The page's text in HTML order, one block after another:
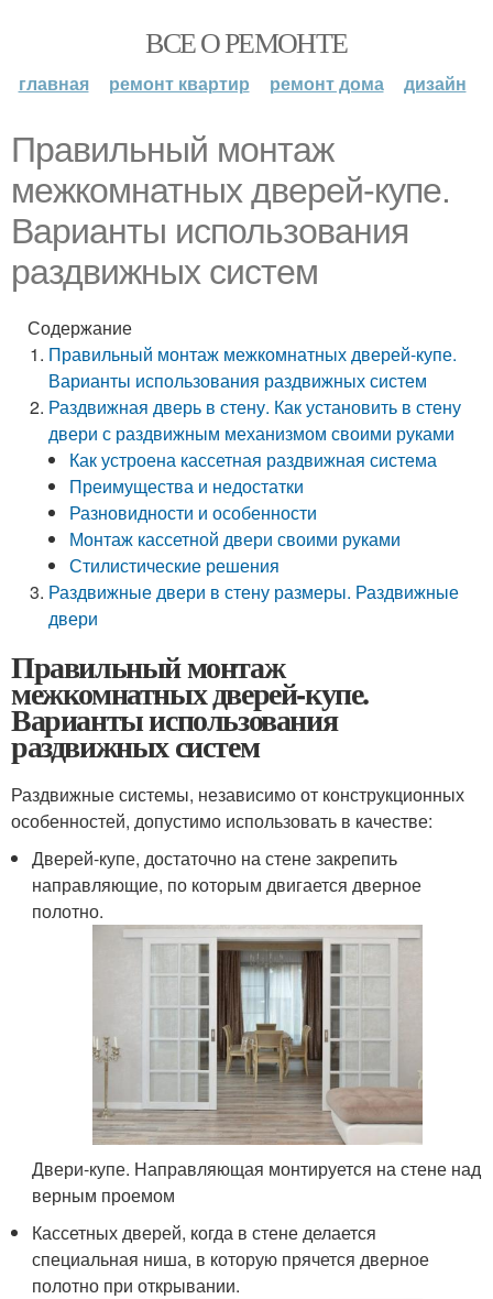
ВСЕ О РЕМОНТЕ
главная ремонт квартир ремонт дома дизайн
Правильный монтаж
межкомнатных дверей-купе.
Варианты использования
раздвижных систем
Содержание
Правильный монтаж межкомнатных дверей-купе.
Варианты использования раздвижных систем
Раздвижная дверь в стену. Как установить в стену
двери с раздвижным механизмом своими руками
Как устроена кассетная раздвижная система
Преимущества и недостатки
Разновидности и особенности
Монтаж кассетной двери своими руками
Стилистические решения
Раздвижные двери в стену размеры. Раздвижные
двери
Правильный монтаж
межкомнатных дверей-купе.
Варианты использования
раздвижных систем
Раздвижные системы, независимо от конструкционных
особенностей, допустимо использовать в качестве:
Дверей-купе, достаточно на стене закрепить
направляющие, по которым двигается дверное
полотно.
Двери-купе. Направляющая монтируется на стене над
верным проемом
Кассетных дверей, когда в стене делается
специальная ниша, в которую прячется дверное
полотно при открывании.